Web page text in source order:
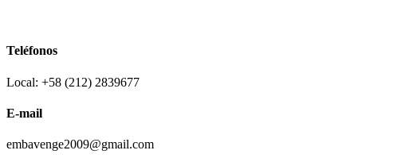
Teléfonos
Local: +58 (212) 2839677
E-mail
embavenge2009@gmail.com